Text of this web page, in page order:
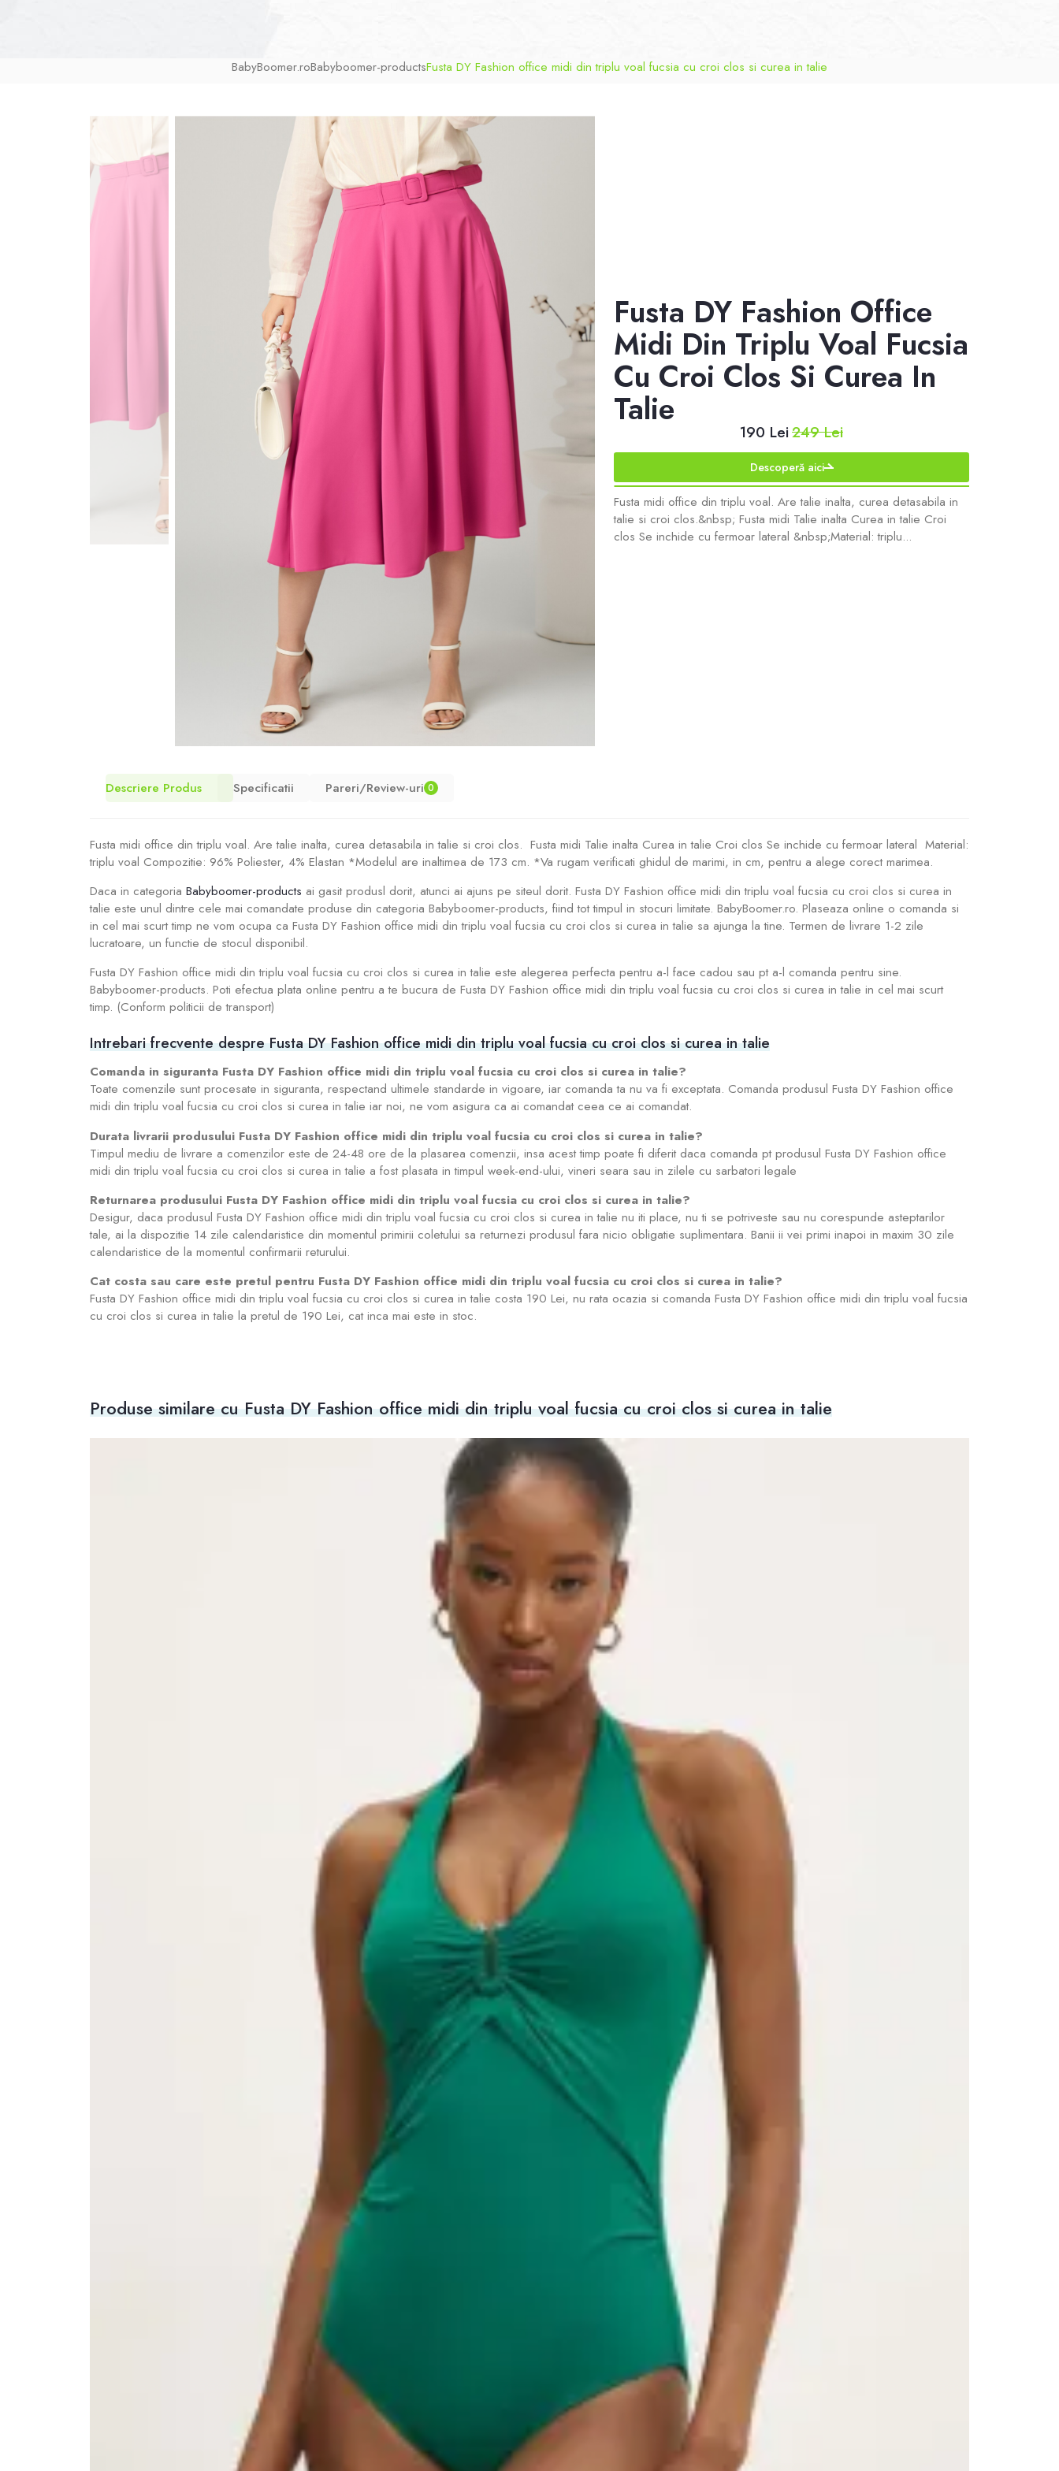
BabyBoomer.roBabyboomer-productsFusta DY Fashion office midi din triplu voal fucsia cu croi clos si curea in talie
Fusta DY Fashion Office
Midi Din Triplu Voal Fucsia
Cu Croi Clos Si Curea In
Talie
190 Lei249 Lei
Descoperă aici
Fusta midi office din triplu voal. Are talie inalta, curea detasabila in
talie si croi clos.&nbsp; Fusta midi Talie inalta Curea in talie Croi
clos Se inchide cu fermoar lateral &nbsp;Material: triplu...
Descriere Produs Specificatii Pareri/Review-uri 0
Fusta midi office din triplu voal. Are talie inalta, curea detasabila in talie si croi clos. Fusta midi Talie inalta Curea in talie Croi clos Se inchide cu fermoar lateral Material:
triplu voal Compozitie: 96% Poliester, 4% Elastan *Modelul are inaltimea de 173 cm. *Va rugam verificati ghidul de marimi, in cm, pentru a alege corect marimea.
Daca in categoria Babyboomer-products ai gasit produsl dorit, atunci ai ajuns pe siteul dorit. Fusta DY Fashion office midi din triplu voal fucsia cu croi clos si curea in
talie este unul dintre cele mai comandate produse din categoria Babyboomer-products, fiind tot timpul in stocuri limitate. BabyBoomer.ro. Plaseaza online o comanda si
in cel mai scurt timp ne vom ocupa ca Fusta DY Fashion office midi din triplu voal fucsia cu croi clos si curea in talie sa ajunga la tine. Termen de livrare 1-2 zile
lucratoare, un functie de stocul disponibil.
Fusta DY Fashion office midi din triplu voal fucsia cu croi clos si curea in talie este alegerea perfecta pentru a-l face cadou sau pt a-l comanda pentru sine.
Babyboomer-products. Poti efectua plata online pentru a te bucura de Fusta DY Fashion office midi din triplu voal fucsia cu croi clos si curea in talie in cel mai scurt
timp. (Conform politicii de transport)
Intrebari frecvente despre Fusta DY Fashion office midi din triplu voal fucsia cu croi clos si curea in talie
Comanda in siguranta Fusta DY Fashion office midi din triplu voal fucsia cu croi clos si curea in talie?
Toate comenzile sunt procesate in siguranta, respectand ultimele standarde in vigoare, iar comanda ta nu va fi exceptata. Comanda produsul Fusta DY Fashion office
midi din triplu voal fucsia cu croi clos si curea in talie iar noi, ne vom asigura ca ai comandat ceea ce ai comandat.
Durata livrarii produsului Fusta DY Fashion office midi din triplu voal fucsia cu croi clos si curea in talie?
Timpul mediu de livrare a comenzilor este de 24-48 ore de la plasarea comenzii, insa acest timp poate fi diferit daca comanda pt produsul Fusta DY Fashion office
midi din triplu voal fucsia cu croi clos si curea in talie a fost plasata in timpul week-end-ului, vineri seara sau in zilele cu sarbatori legale
Returnarea produsului Fusta DY Fashion office midi din triplu voal fucsia cu croi clos si curea in talie?
Desigur, daca produsul Fusta DY Fashion office midi din triplu voal fucsia cu croi clos si curea in talie nu iti place, nu ti se potriveste sau nu corespunde asteptarilor
tale, ai la dispozitie 14 zile calendaristice din momentul primirii coletului sa returnezi produsul fara nicio obligatie suplimentara. Banii ii vei primi inapoi in maxim 30 zile
calendaristice de la momentul confirmarii returului.
Cat costa sau care este pretul pentru Fusta DY Fashion office midi din triplu voal fucsia cu croi clos si curea in talie?
Fusta DY Fashion office midi din triplu voal fucsia cu croi clos si curea in talie costa 190 Lei, nu rata ocazia si comanda Fusta DY Fashion office midi din triplu voal fucsia
cu croi clos si curea in talie la pretul de 190 Lei, cat inca mai este in stoc.
Produse similare cu Fusta DY Fashion office midi din triplu voal fucsia cu croi clos si curea in talie